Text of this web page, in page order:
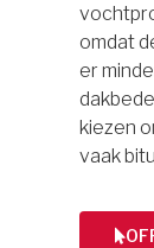
omdat
er
kiezen
vaak